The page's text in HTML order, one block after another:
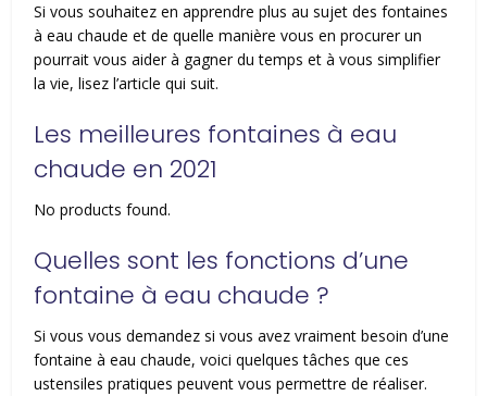
Si vous souhaitez en apprendre plus au sujet des fontaines
à eau chaude et de quelle manière vous en procurer un
pourrait vous aider à gagner du temps et à vous simplifier
la vie, lisez l’article qui suit.
Les meilleures fontaines à eau
chaude en 2021
No products found.
Quelles sont les fonctions d’une
fontaine à eau chaude ?
Si vous vous demandez si vous avez vraiment besoin d’une
fontaine à eau chaude, voici quelques tâches que ces
ustensiles pratiques peuvent vous permettre de réaliser.